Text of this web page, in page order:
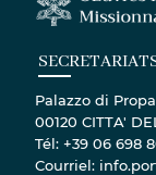
Palazzo di
00120 CITTA'
Tél: +39 06 698
Courriel: